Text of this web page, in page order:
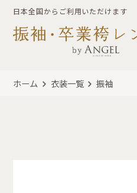
日本全国からご利用いただけます
ホーム 衣装一覧 振袖